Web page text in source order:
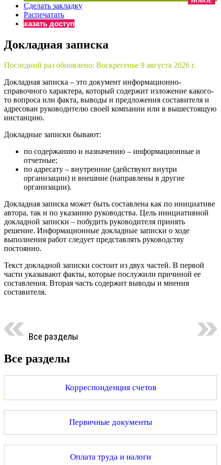
Бератор
«Практическая энциклопедия бухгалтера»
«Нормативные акты для бухгалтера»
«Практическая бухгалтерия»
Онлайн-сервисы «Учетная политика» и «Алгоритмы
Просто заполните форму, и мы вышлем вам на почту
Сделать закладку
Распечатать
Заказать доступ
Докладная записка
Последний раз обновлено: Воскресенье 9 августа 2026 г.
Докладная записка – это документ информационно-
справочного характера, который содержит изложение какого-
то вопроса или факта, выводы и предложения составителя и
адресован руководителю своей компании или в вышестоящую
инстанцию.
Докладные записки бывают:
по содержанию и назначению – информационные и
отчетные;
по адресату – внутренние (действуют внутри
организации) и внешние (направлены в другие
организации).
Докладная записка может быть составлена как по инициативе
автора, так и по указанию руководства. Цель инициативной
докладной записки – побудить руководителя принять
решение. Информационные докладные записки о ходе
выполнения работ следует представлять руководству
постоянно.
Текст докладной записки состоит из двух частей. В первой
части указывают факты, которые послужили причиной ее
составления. Вторая часть содержит выводы и мнения
составителя.
Все разделы
Все разделы
Корреспонденция счетов
Первичные документы
Оплата труда и налоги